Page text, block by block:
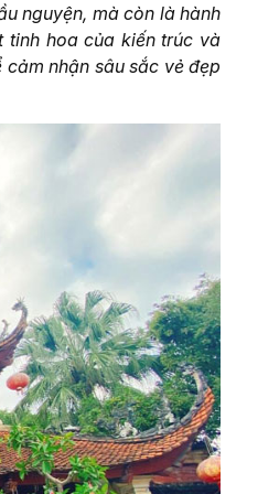
nguyện, mà còn là hành
tinh hoa của kiến trúc và
nhận sâu sắc vẻ đẹp